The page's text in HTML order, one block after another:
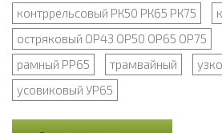
контррельсовый РК50 РК65 РК75
остряковый ОР43 ОР50 ОР65 ОР75
рамный РР65
трамвайный
усовиковый УР65